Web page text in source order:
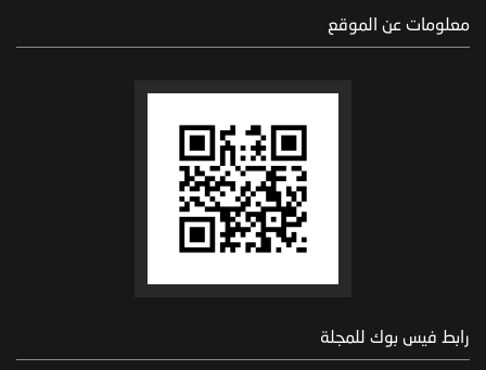
معلومات عن الموقع
رابط فيس بوك للمجلة